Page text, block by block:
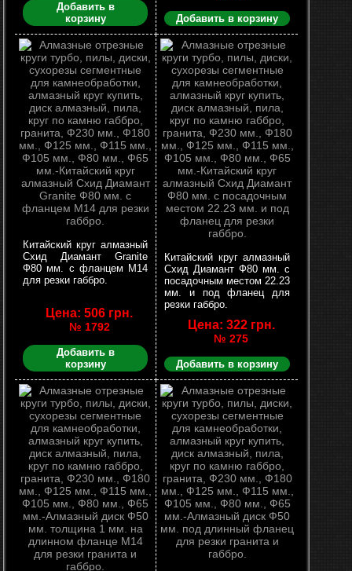
Добавить в
корзину
Добавить в корзину
Китайский круг алмазный
Схид Диамант Granite
Ф80 мм. с фланцем М14
для резки габбро.
Цена: 506 грн.
№ 1792
Добавить в
корзину
Китайский круг алмазный
Схид Диамант Ф80 мм. с
посадочным местом 22.23
мм. и под фланец для
резки габбро.
Цена: 322 грн.
№ 275
Добавить в корзину